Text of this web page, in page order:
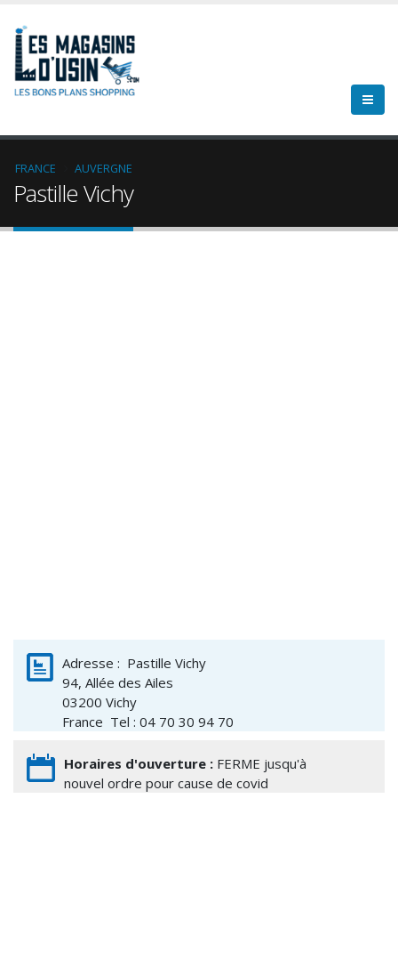
FRANCE AUVERGNE
Pastille Vichy
Adresse : Pastille Vichy
94, Allée des Ailes
03200 Vichy
France Tel : 04 70 30 94 70
Horaires d'ouverture : FERME jusqu'à
nouvel ordre pour cause de covid